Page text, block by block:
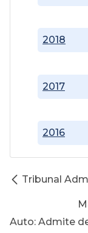
2016
2017
2018
Tribunal
Mayo
Auto: Admite